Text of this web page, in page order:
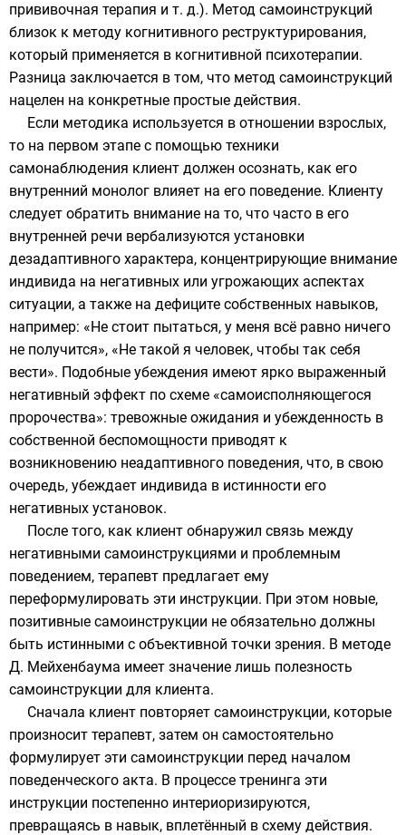
прививочная терапия и т. д.). Метод самоинструкций
близок к методу когнитивного реструктурирования,
который применяется в когнитивной психотерапии.
Разница заключается в том, что метод самоинструкций
нацелен на конкретные простые действия.
Если методика используется в отношении взрослых,
то на первом этапе с помощью техники
самонаблюдения клиент должен осознать, как его
внутренний монолог влияет на его поведение. Клиенту
следует обратить внимание на то, что часто в его
внутренней речи вербализуются установки
дезадаптивного характера, концентрирующие внимание
индивида на негативных или угрожающих аспектах
ситуации, а также на дефиците собственных навыков,
например: «Не стоит пытаться, у меня всё равно ничего
не получится», «Не такой я человек, чтобы так себя
вести». Подобные убеждения имеют ярко выраженный
негативный эффект по схеме «самоисполняющегося
пророчества»: тревожные ожидания и убежденность в
собственной беспомощности приводят к
возникновению неадаптивного поведения, что, в свою
очередь, убеждает индивида в истинности его
негативных установок.
После того, как клиент обнаружил связь между
негативными самоинструкциями и проблемным
поведением, терапевт предлагает ему
переформулировать эти инструкции. При этом новые,
позитивные самоинструкции не обязательно должны
быть истинными с объективной точки зрения. В методе
Д. Мейхенбаума имеет значение лишь полезность
самоинструкции для клиента.
Сначала клиент повторяет самоинструкции, которые
произносит терапевт, затем он самостоятельно
формулирует эти самоинструкции перед началом
поведенческого акта. В процессе тренинга эти
инструкции постепенно интериоризируются,
превращаясь в навык, вплетённый в схему действия.